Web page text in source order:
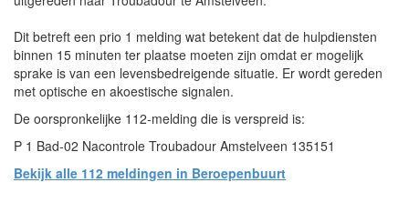
Dit betreft een prio 1 melding wat betekent dat de hulpdiensten
binnen 15 minuten ter plaatse moeten zijn omdat er mogelijk
sprake is van een levensbedreigende situatie. Er wordt gereden
met optische en akoestische signalen.
De oorspronkelijke 112-melding die is verspreid is:
P 1 Bad-02 Nacontrole Troubadour Amstelveen 135151
Bekijk alle 112 meldingen in Beroepenbuurt